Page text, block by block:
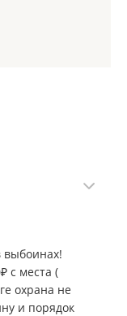
выбоинах!
с места (
охрана не
и порядок